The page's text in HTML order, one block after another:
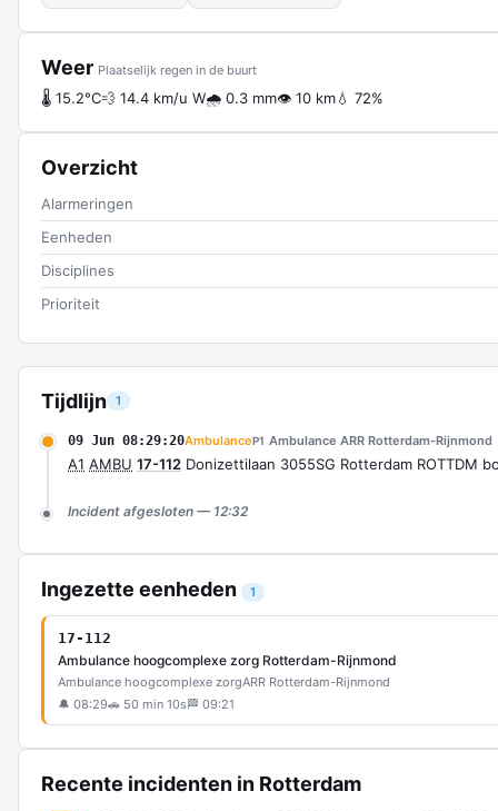
Tijdlijn 1
09 Jun 08:29:20AmbulanceP1 Ambulance ARR Rotterdam-Rijnmond
A1 AMBU 17-112 Donizettilaan 3055SG Rotterdam ROTTDM
Incident afgesloten — 12:32
Ingezette eenheden 1
17-112
Ambulance hoogcomplexe zorg Rotterdam-Rijnmond
Ambulance hoogcomplexe zorgARR Rotterdam-Rijnmond
🔔 08:29🚗 50 min 10s 🏁 09:21
Recente incidenten in Rotterdam
Weer Plaatselijk regen in de buurt
🌡 15.2°C💨 14.4 km/u W🌧 0.3 mm👁 10 km💧 72%
Overzicht
Alarmeringen
Eenheden
Disciplines
Prioriteit